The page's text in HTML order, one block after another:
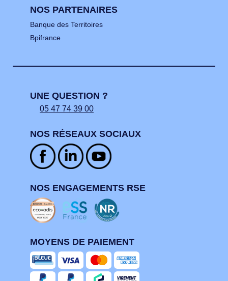
NOS PARTENAIRES
Banque des Territoires
Bpifrance
UNE QUESTION ?
05 47 74 39 00
NOS RÉSEAUX SOCIAUX
NOS ENGAGEMENTS RSE
MOYENS DE PAIEMENT